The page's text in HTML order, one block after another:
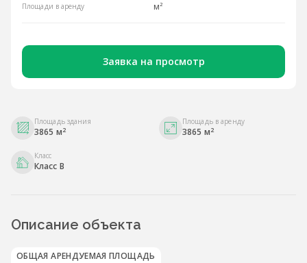
Площади в аренду м²
Заявка на просмотр
Площадь здания
3865 м2
Площадь в аренду
3865 м2
Класс
Класс B
Описание объекта
ОБЩАЯ АРЕНДУЕМАЯ ПЛОЩАДЬ